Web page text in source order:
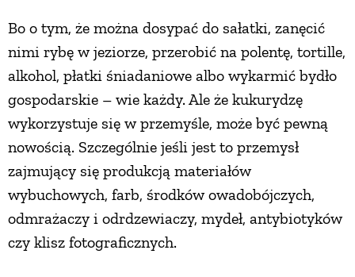
Bo o tym, że można dosypać do sałatki, zanęcić
nimi rybę w jeziorze, przerobić na polentę, tortille,
alkohol, płatki śniadaniowe albo wykarmić bydło
gospodarskie – wie każdy. Ale że kukurydzę
wykorzystuje się w przemyśle, może być pewną
nowością. Szczególnie jeśli jest to przemysł
zajmujący się produkcją materiałów
wybuchowych, farb, środków owadobójczych,
odmrażaczy i odrdzewiaczy, mydeł, antybiotyków
czy klisz fotograficznych.